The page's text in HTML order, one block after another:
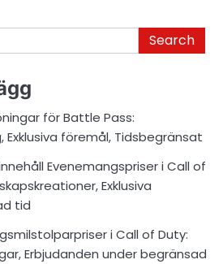
för Battle Pass:
föremål, Tidsbegränsat
Evenemangspriser i Call of
Exklusiva
tid
i Call of Duty:
Erbjudanden under begränsad